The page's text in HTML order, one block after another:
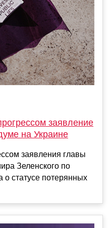
заявление
на Украине
заявления главы
Зеленского по
статусе потерянных